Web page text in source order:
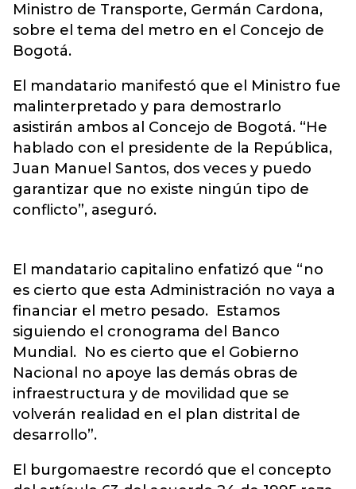
Ministro de Transporte, Germán Cardona,
sobre el tema del metro en el Concejo de
Bogotá.
El mandatario manifestó que el Ministro fue
malinterpretado y para demostrarlo
asistirán ambos al Concejo de Bogotá. “He
hablado con el presidente de la República,
Juan Manuel Santos, dos veces y puedo
garantizar que no existe ningún tipo de
conflicto”, aseguró.
El mandatario capitalino enfatizó que “no
es cierto que esta Administración no vaya a
financiar el metro pesado. Estamos
siguiendo el cronograma del Banco
Mundial. No es cierto que el Gobierno
Nacional no apoye las demás obras de
infraestructura y de movilidad que se
volverán realidad en el plan distrital de
desarrollo”.
El burgomaestre recordó que el concepto